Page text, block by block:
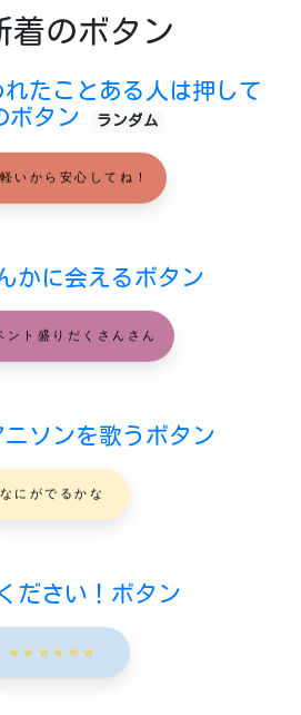
着のボタン
たことある人は押して
ボタン
ランダム
いから安心してね！
かに会えるボタン
ント盛りだくさんさん
ニソンを歌うボタン
なにがでるかな
ださい！ボタン
ｗｗｗｗｗｗ